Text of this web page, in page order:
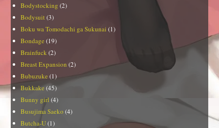
Bodystocking (2)
Bodysuit (3)
Boku wa Tomodachi ga Sukunai (1)
Bondage (19)
Brainfuck (2)
Breast Expansion (2)
Bubuzuke (1)
Bukkake(45)
Bunny girl (4)
Busujima Saeko (4)
Butcha-U(1)